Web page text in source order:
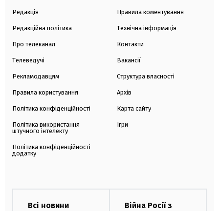
Редакція
Редакційна політика
Про телеканал
Телеведучі
Рекламодавцям
Правила користування
Політика конфіденційності
Політика використання
штучного інтелекту
Політика конфіденційності
додатку
Правила коментування
Технічна інформація
Контакти
Вакансії
Структура власності
Архів
Карта сайту
Ігри
Всі новини
Війна Росії з